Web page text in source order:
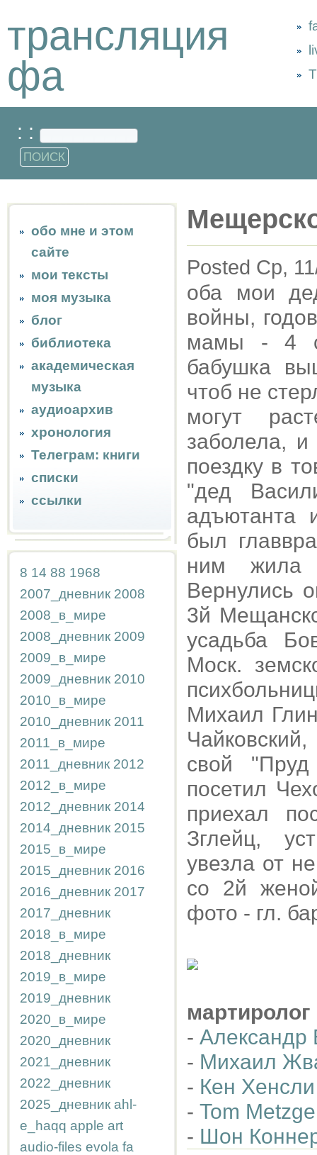
трансляция
фа
: :
обо мне и этом
сайте
мои тексты
моя музыка
блог
библиотека
академическая
музыка
аудиоархив
хронология
Телеграм: книги
списки
ссылки
8 14 88 1968
2007_дневник 2008
2008_в_мире
2008_дневник 2009
2009_в_мире
2009_дневник 2010
2010_в_мире
2010_дневник 2011
2011_в_мире
2011_дневник 2012
2012_в_мире
2012_дневник 2014
2014_дневник 2015
2015_в_мире
2015_дневник 2016
2016_дневник 2017
2017_дневник
2018_в_мире
2018_дневник
2019_в_мире
2019_дневник
2020_в_мире
2020_дневник
2021_дневник
2022_дневник
2025_дневник ahl-
e_haqq apple art
audio-files evola fa
Posted Ср,
оба мои
войны,
мамы - 4
бабушка
чтоб не
могут
заболела,
поездку в
"дед
адъютанта
был
ним жила
Вернулись
3й
усадьба
Моск.
Михаил
свой
посетил
приехал
Зглейц,
увезла от
со 2й
фото - гл.
мартиролог
- Александр
- Михаил
- Кен Хенсли
- Tom
- Шон